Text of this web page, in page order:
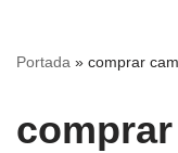
Portada » comprar